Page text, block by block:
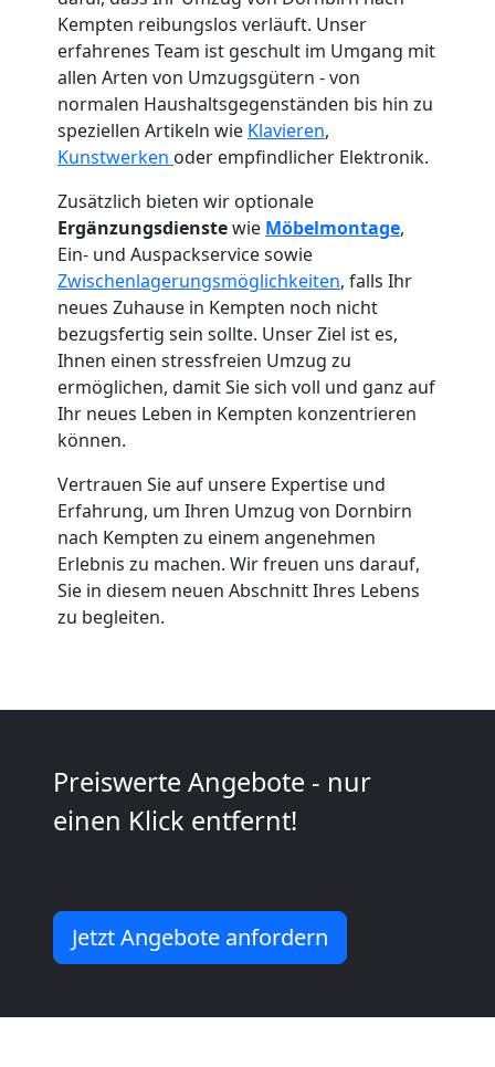
Kempten reibungslos verläuft. Unser
erfahrenes Team ist geschult im Umgang mit
allen Arten von Umzugsgütern - von
normalen Haushaltsgegenständen bis hin zu
speziellen Artikeln wie Klavieren,
Kunstwerken oder empfindlicher Elektronik.
Zusätzlich bieten wir optionale
Ergänzungsdienstewie Möbelmontage,
Ein- und Auspackservice sowie
Zwischenlagerungsmöglichkeiten, falls Ihr
neues Zuhause in Kempten noch nicht
bezugsfertig sein sollte. Unser Ziel ist es,
Ihnen einen stressfreien Umzug zu
ermöglichen, damit Sie sich voll und ganz auf
Ihr neues Leben in Kempten konzentrieren
können.
Vertrauen Sie auf unsere Expertise und
Erfahrung, um Ihren Umzug von Dornbirn
nach Kempten zu einem angenehmen
Erlebnis zu machen. Wir freuen uns darauf,
Sie in diesem neuen Abschnitt Ihres Lebens
zu begleiten.
Preiswerte Angebote - nur
einen Klick entfernt!
Jetzt Angebote anfordern
Umzugshelfer
Dornbirn
Möbeltaxi
Dornbirn
Kleintransport
Möbelmontage
Dornbirn
Möbeltransport
Dornbirn
Beiladung